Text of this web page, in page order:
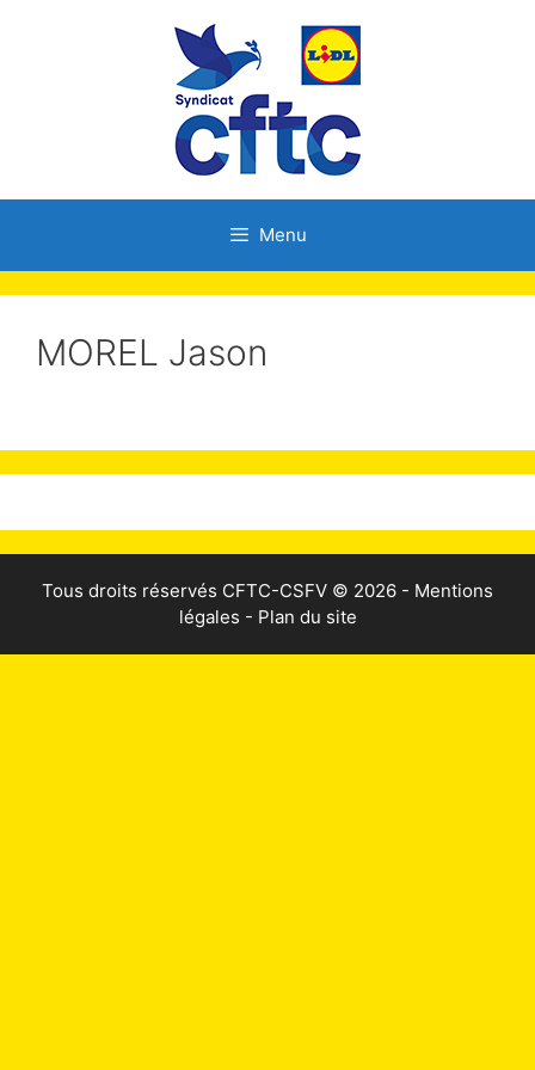
Menu
MOREL Jason
Tous droits réservés CFTC-CSFV © 2026 - Mentions
légales - Plan du site